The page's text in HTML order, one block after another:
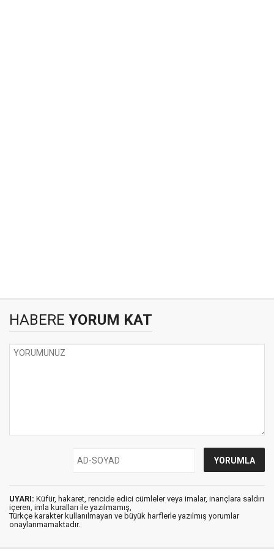
HABERE YORUM KAT
UYARI: Küfür, hakaret, rencide edici cümleler veya imalar, inançlara saldırı
içeren, imla kuralları ile yazılmamış,
Türkçe karakter kullanılmayan ve büyük harflerle yazılmış yorumlar
onaylanmamaktadır.